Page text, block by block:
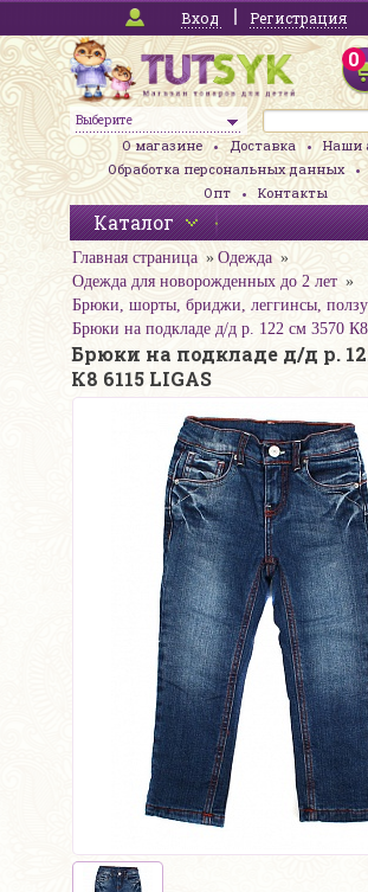
Вход Регистрация
Выберите
0
О магазине Доставка
Наши
Обработка персональных данных
Опт
Контакты
Каталог
Главная страница
Одежда
Одежда для новорожденных до 2 лет
Брюки, шорты, бриджи, леггинсы,
Брюки на подкладе д/д р. 122 см 3570
Брюки на подкладе д/д р.
К8 6115 LIGAS